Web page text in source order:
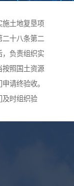
土地复垦项
二十八条第二
，负责组织实
按照国土资源
请终验收。
及时组织验